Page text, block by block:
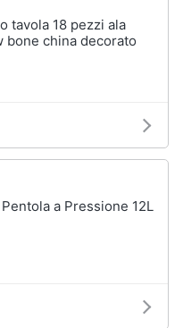
tavola 18 pezzi ala
bone china decorato
Pentola a Pressione 12L